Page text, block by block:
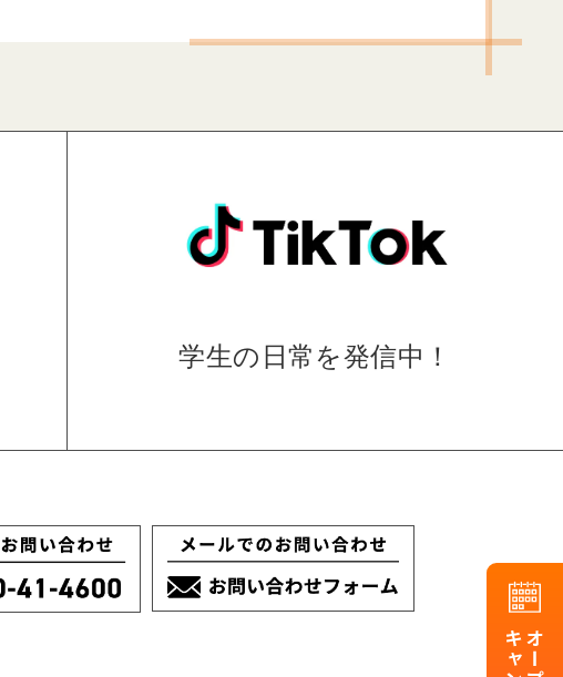
学生の日常を発信中！